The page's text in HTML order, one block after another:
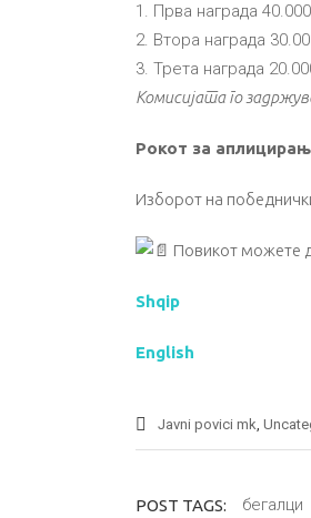
Прва награда
Втора награда
Трета награда
Комисијата го
Рокот за
Изборот на
Повикот можете
Shqip
English
Javni povici mk,
POST TAGS: бегалци